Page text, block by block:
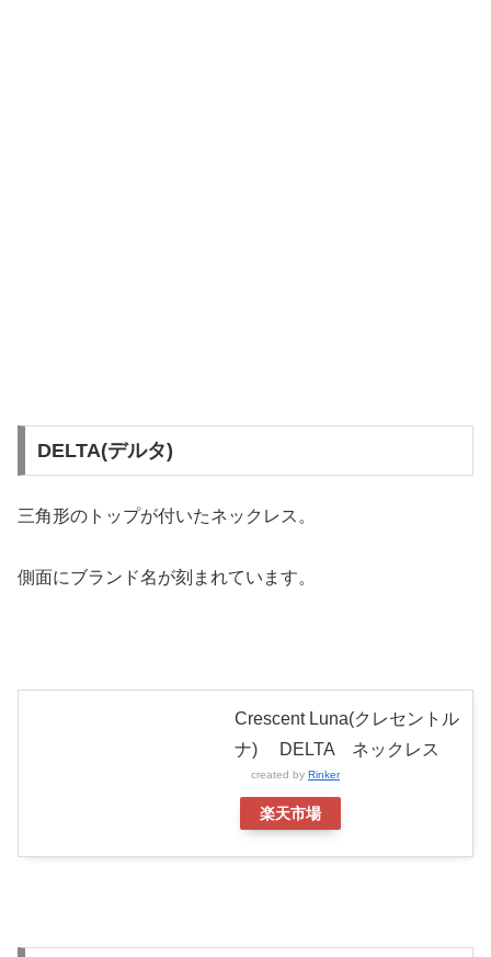
DELTA(デルタ)
三角形のトップが付いたネックレス。
側面にブランド名が刻まれています。
Crescent Luna(クレセントル
ナ) DELTA ネックレス
created by Rinker
楽天市場